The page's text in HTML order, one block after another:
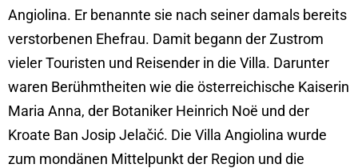
Angiolina. Er benannte sie nach seiner damals bereits
verstorbenen Ehefrau. Damit begann der Zustrom
vieler Touristen und Reisender in die Villa. Darunter
waren Berühmtheiten wie die österreichische Kaiserin
Maria Anna, der Botaniker Heinrich Noë und der
Kroate Ban Josip Jelačić. Die Villa Angiolina wurde
zum mondänen Mittelpunkt der Region und die